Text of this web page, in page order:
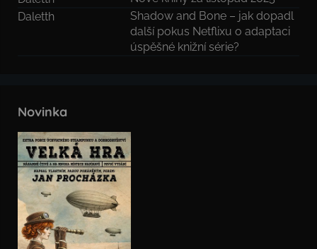
Daletth
Shadow and Bone – jak dopadl
další pokus Netflixu o adaptaci
úspěšné knižní série?
Novinka